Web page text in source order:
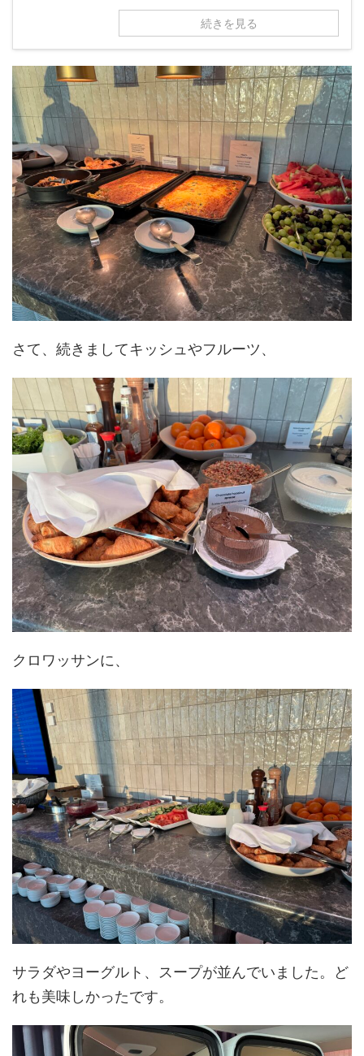
続きを見る
さて、続きましてキッシュやフルーツ、
クロワッサンに、
サラダやヨーグルト、スープが並んでいました。ど
れも美味しかったです。